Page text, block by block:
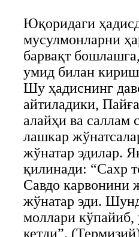
Юқоридаги
мусулмонларни
барвақт
умид билан
Шу ҳадиснинг
айтиладики,
алайҳи ва саллам
лашкар
жўнатар эдилар.
қилинади: “Сахр
Савдо карвонини
жўнатар эди.
моллари кўпайиб,
кетди”.